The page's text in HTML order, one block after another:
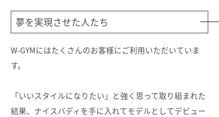
夢を実現させた人たち
W-GYMにはたくさんのお客様にご利用いただいていま
す。
「いいスタイルになりたい」と強く思って取り組まれた
結果、ナイスバディを手に入れてモデルとしてデビュー